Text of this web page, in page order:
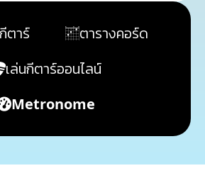
ตาร์
ตารางคอร์ด
เล่นกีตาร์ออนไลน์
Metronome